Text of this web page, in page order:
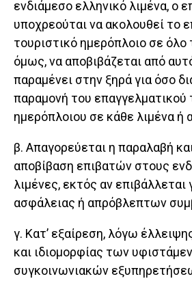
ενδιάμεσο ελληνικό λιμένα, ο
υποχρεούται να ακολουθεί το
τουριστικό ημερόπλοιο σε όλο
όμως, να αποβιβάζεται από
παραμένει στην ξηρά για όσο
παραμονή του επαγγελματικού
ημερόπλοιου σε κάθε λιμένα ή
β. Απαγορεύεται η παραλαβή
αποβίβαση επιβατών στους
λιμένες, εκτός αν επιβάλλεται
ασφάλειας ή απρόβλεπτων
γ. Κατ’ εξαίρεση, λόγω
και ιδιομορφίας των
συγκοινωνιακών